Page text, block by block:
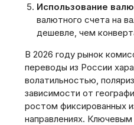
Использование
валютного счета на
дешевле, чем
В 2026 году рынок
переводы из России
волатильностью,
зависимости от
ростом фиксированных
направлениях.